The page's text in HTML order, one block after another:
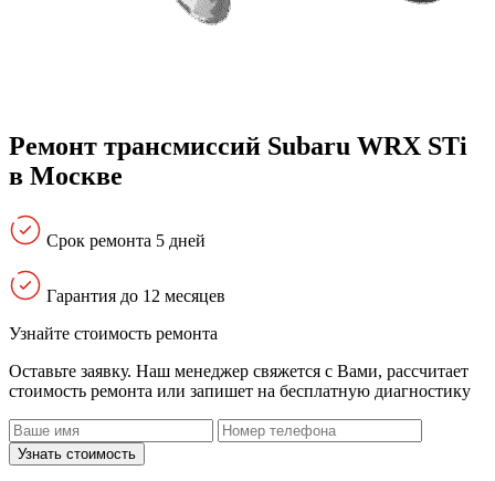
Ремонт трансмиссий Subaru WRX STi
в Москве
Срок ремонта 5 дней
Гарантия до 12 месяцев
Узнайте стоимость ремонта
Оставьте заявку. Наш менеджер свяжется с Вами, расcчитает
стоимость ремонта или запишет на бесплатную диагностику
Узнать стоимость